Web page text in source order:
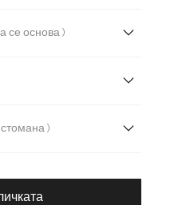
( Плоска свободно люлееща се основа )
( Матирана неръждаема стомана )
Въведете